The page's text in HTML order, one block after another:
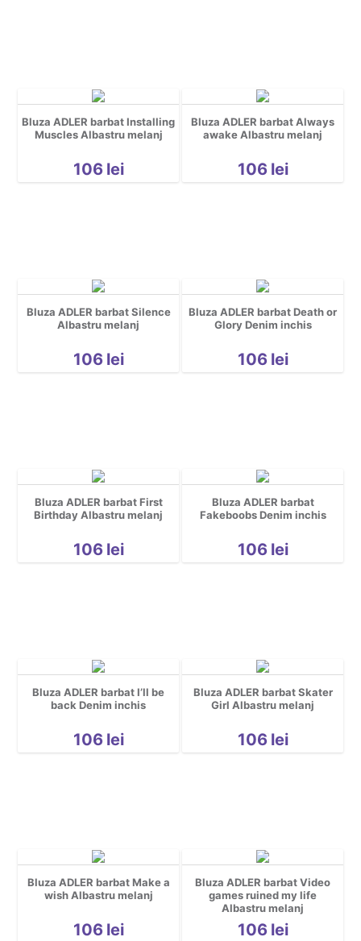
Hidden *do not delete*
Nou nascuti
Bluza ADLER barbat Installing
Muscles Albastru melanj
106 lei
Bluza ADLER barbat Always
awake Albastru melanj
106 lei
Bluza ADLER barbat Silence
Albastru melanj
106 lei
Bluza ADLER barbat Death or
Glory Denim inchis
106 lei
Bluza ADLER barbat First
Birthday Albastru melanj
106 lei
Bluza ADLER barbat
Fakeboobs Denim inchis
106 lei
Bluza ADLER barbat I’ll be
back Denim inchis
106 lei
Bluza ADLER barbat Skater
Girl Albastru melanj
106 lei
Bluza ADLER barbat Make a
wish Albastru melanj
106 lei
Bluza ADLER barbat Video
games ruined my life
Albastru melanj
106 lei